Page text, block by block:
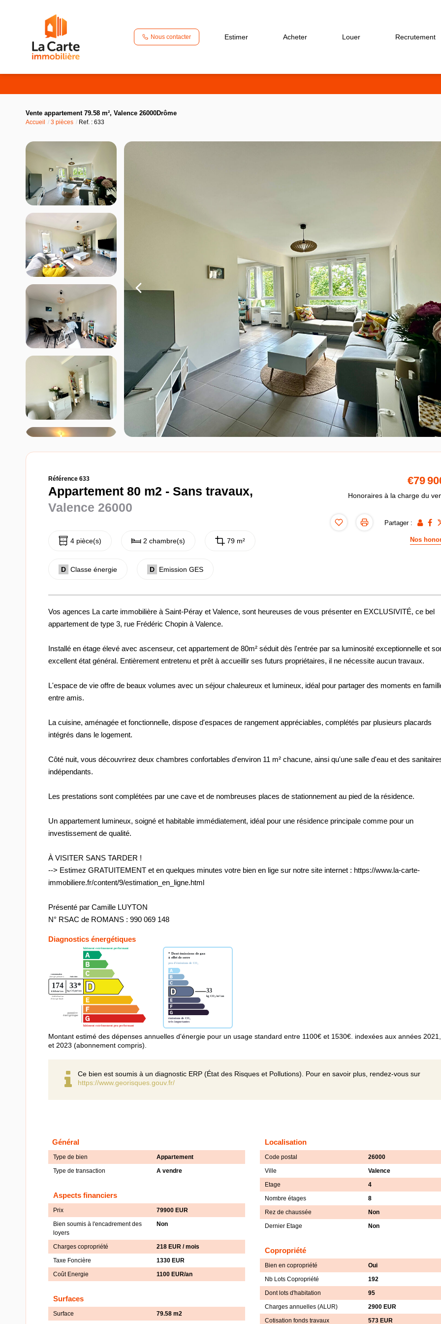
Nous contacter Estimer Acheter Louer Recrutement
Vente appartement 79.58 m², Valence 26000Drôme
Accueil 3 pièces Ref. : 633
Référence 633
Appartement 80 m2 - Sans travaux,
Valence 26000
4 pièce(s) 2 chambre(s) 79 m²
D Classe énergie D Emission GES
€79
Honoraires à la charge du
Partager :
Nos
Vos agences La carte immobilière à Saint-Péray et Valence, sont heureuses de vous présenter en EXCLUSIVITÉ, ce bel
appartement de type 3, rue Frédéric Chopin à Valence.
Installé en étage élevé avec ascenseur, cet appartement de 80m² séduit dès l'entrée par sa luminosité exceptionnelle et
excellent état général. Entièrement entretenu et prêt à accueillir ses futurs propriétaires, il ne nécessite aucun travaux.
L'espace de vie offre de beaux volumes avec un séjour chaleureux et lumineux, idéal pour partager des moments en
entre amis.
La cuisine, aménagée et fonctionnelle, dispose d'espaces de rangement appréciables, complétés par plusieurs placards
intégrés dans le logement.
Côté nuit, vous découvrirez deux chambres confortables d'environ 11 m² chacune, ainsi qu'une salle d'eau et des
indépendants.
Les prestations sont complétées par une cave et de nombreuses places de stationnement au pied de la résidence.
Un appartement lumineux, soigné et habitable immédiatement, idéal pour une résidence principale comme pour un
investissement de qualité.
À VISITER SANS TARDER !
--> Estimez GRATUITEMENT et en quelques minutes votre bien en lige sur notre site internet : https://www.la-carte-
immobiliere.fr/content/9/estimation_en_ligne.html
Présenté par Camille LUYTON
N° RSAC de ROMANS : 990 069 148
Diagnostics énergétiques
Montant estimé des dépenses annuelles d'énergie pour un usage standard entre 1100€ et 1530€. indexées aux années
et 2023 (abonnement compris).
Ce bien est soumis à un diagnostic ERP (État des Risques et Pollutions). Pour en savoir plus, rendez-vous sur
https://www.georisques.gouv.fr/
Général
Type de bien
Appartement
Type de transaction
A vendre
Localisation
Code postal
26000
Ville
Valence
Etage
4
Nombre étages
8
Rez de chaussée
Non
Dernier Etage
Non
Aspects financiers
Prix
79900 EUR
Bien soumis à l'encadrement des
loyers
Non
Charges copropriété
218 EUR / mois
Taxe Foncière
1330 EUR
Coût Energie
1100 EUR/an
Copropriété
Bien en copropriété
Oui
Nb Lots Copropriété
192
Dont lots d'habitation
95
Charges annuelles (ALUR)
2900 EUR
Cotisation fonds travaux
573 EUR
Surfaces
Surface 79.58 m2